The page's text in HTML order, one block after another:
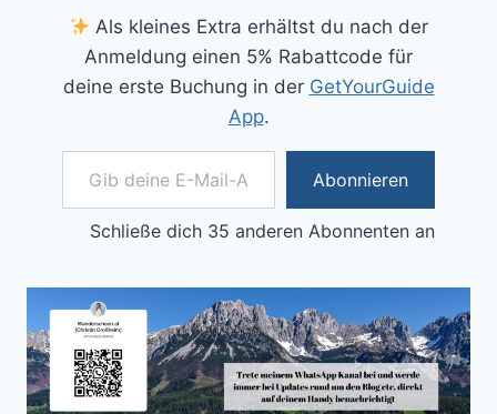
Als kleines Extra erhältst du nach der
Anmeldung einen 5% Rabattcode für
deine erste Buchung in der GetYourGuide
App.
Gib deine E-Mail-Adresse ein ...
Abonnieren
Schließe dich 35 anderen Abonnenten an